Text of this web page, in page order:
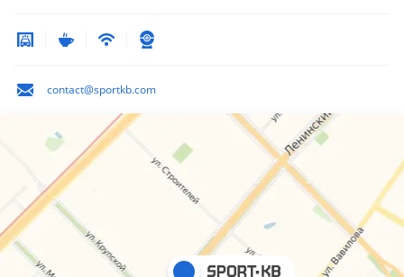
contact@sportkb.com